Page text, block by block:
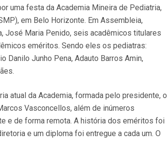
uma festa da Academia Mineira de Pediatria,
em Belo Horizonte. Em Assembleia,
José Maria Penido, seis acadêmicos titulares
eméritos. Sendo eles os pediatras:
Danilo Junho Pena, Adauto Barros Amin,
atual da Academia, formada pelo presidente, o
Vasconcellos, além de inúmeros
e de forma remota. A história dos eméritos foi
e um diploma foi entregue a cada um. O